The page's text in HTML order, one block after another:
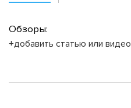
Обзоры:
+добавить статью или видео